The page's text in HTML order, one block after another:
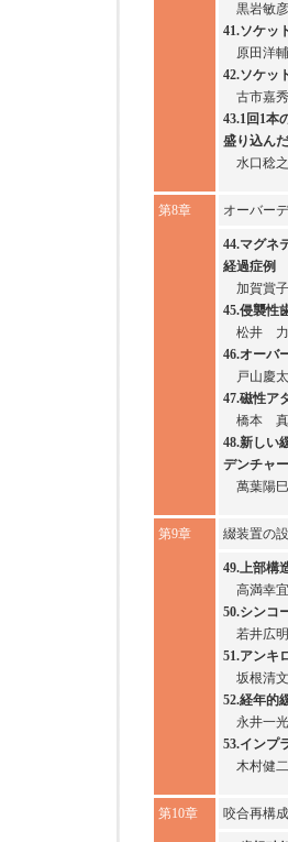
黒岩敏彦
41.ソケッ
原田洋輔
42.ソケッ
古市嘉秀
43.1回1本
盛り込ん
水口稔之
第8章 オーバー
44.マグネ
経過症例
加賀賞子
45.侵襲性
松井 力
46.オーバ
戸山慶太
47.磁性ア
橋本 真
48.新しい
デンチャ
萬葉陽巳
第9章 綴装置の
49.上部構
高満幸宜
50.シンコ
若井広明
51.アンキ
坂根清文
52.経年的
永井一光
53.インプ
木村健二
第10章 咬合再構成